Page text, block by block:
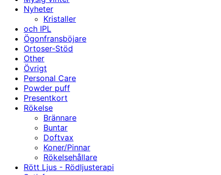
Nyheter
Kristaller
och IPL
Ögonfransböjare
Ortoser-Stöd
Other
Övrigt
Personal Care
Powder puff
Presentkort
Rökelse
Brännare
Buntar
Doftvax
Koner/Pinnar
Rökelsehållare
Rött Ljus - Rödljusterapi